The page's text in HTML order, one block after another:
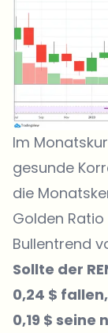
Im
gesunde
die
Golden
Bullentrend
Sollte der
0,24 $
0,19 $